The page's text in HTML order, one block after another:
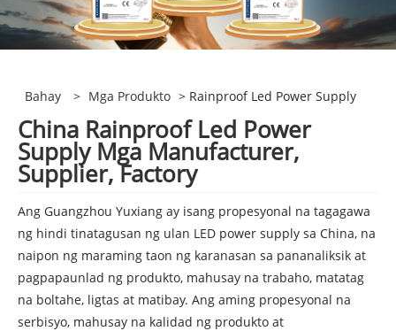
Bahay > Mga Produkto > Rainproof Led Power Supply
China Rainproof Led Power
Supply Mga Manufacturer,
Supplier, Factory
Ang Guangzhou Yuxiang ay isang propesyonal na tagagawa
ng hindi tinatagusan ng ulan LED power supply sa China, na
naipon ng maraming taon ng karanasan sa pananaliksik at
pagpapaunlad ng produkto, mahusay na trabaho, matatag
na boltahe, ligtas at matibay. Ang aming propesyonal na
serbisyo, mahusay na kalidad ng produkto at